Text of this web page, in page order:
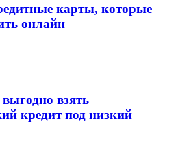
карты, которые
онлайн
взять
кредит под низкий